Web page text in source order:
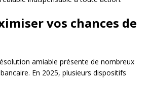
vos chances de
amiable présente de nombreux
En 2025, plusieurs dispositifs